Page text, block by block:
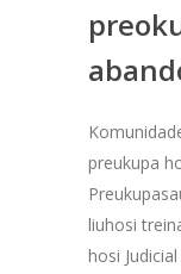
preukupa
liuhosi
hosi